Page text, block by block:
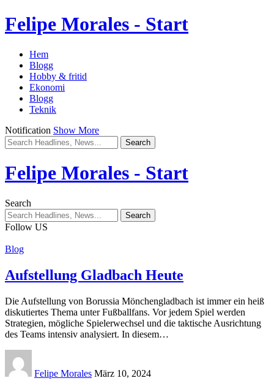
Felipe Morales - Start
Hem
Blogg
Hobby & fritid
Ekonomi
Blogg
Teknik
Notification Show More
Felipe Morales - Start
Search
Follow US
Blog
Aufstellung Gladbach Heute
Die Aufstellung von Borussia Mönchengladbach ist immer ein heiß
diskutiertes Thema unter Fußballfans. Vor jedem Spiel werden
Strategien, mögliche Spielerwechsel und die taktische Ausrichtung
des Teams intensiv analysiert. In diesem…
Felipe Morales März 10, 2024